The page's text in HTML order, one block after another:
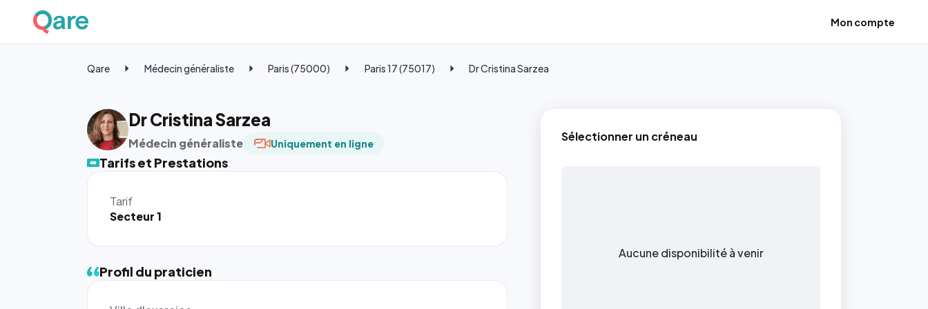
Mon compte
Qare Médecin généraliste Paris (75000) Paris 17 (75017) Dr Cristina Sarzea
Dr Cristina Sarzea
Médecin généraliste Uniquement en ligne
Tarifs et Prestations
Tarif
Secteur 1
Sélectionner un créneau
Aucune disponibilité à venir
Profil du praticien